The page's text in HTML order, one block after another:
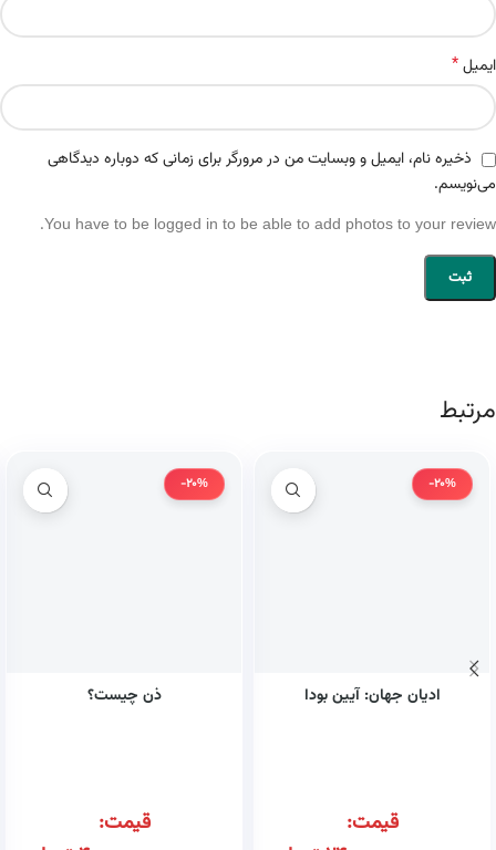
ایمیل*
ذخیره نام، ایمیل و وبسایت من در مرورگر برای زمانی که دوباره دیدگاهی
می‌نویسم.
You have to be logged in to be able to add photos to your review.
مرتبط
-20%
ادیان جهان: آیین بودا
قیمت:
-20%
ذن چیست؟
قیمت: